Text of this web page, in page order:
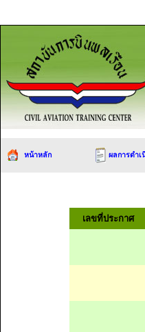
หน้าหลัก ผลการดำเ
เลขที่ประกาศ